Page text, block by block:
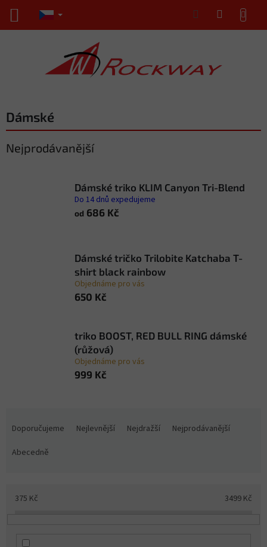
obsah
NÁKUPNÍ
Dámské
Nejprodávanější
Dámské triko KLIM Canyon Tri-Blend
Do 14 dnů expedujeme
od 686 Kč
Dámské tričko Trilobite Katchaba T-
shirt black rainbow
Objednáme pro vás
650 Kč
triko BOOST, RED BULL RING dámské
(růžová)
Objednáme pro vás
999 Kč
Doporučujeme Nejlevnější Nejdražší
Nejprodávanější
Abecedně
375 Kč 3499 Kč